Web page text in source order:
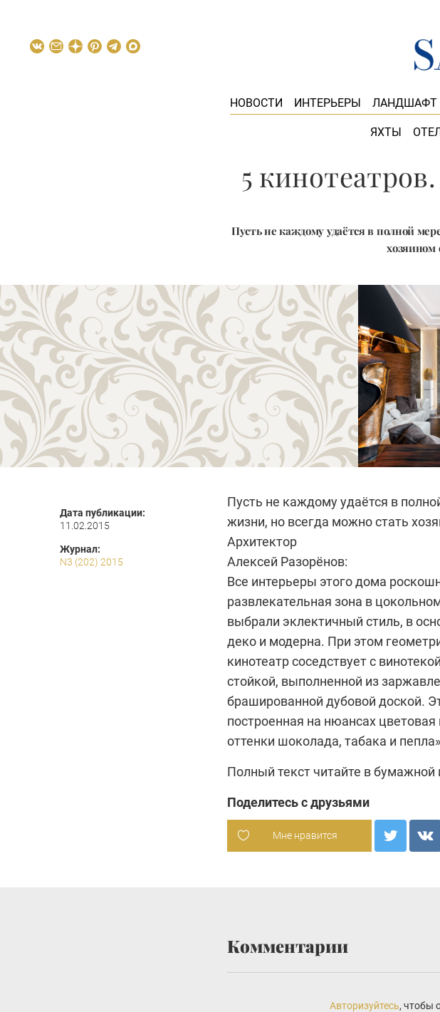
НОВОСТИ ИНТЕРЬЕРЫ ЛАНДШАФТ
ЯХТЫ
5
Пусть не каждому удаётся в полной
хозяином
Дата публикации:
11.02.2015
Журнал:
N3 (202) 2015
Пусть не каждому удаётся в
жизни, но всегда можно стать
Архитектор
Алексей Разорёнов:
Все интерьеры этого дома
развлекательная зона в
выбрали эклектичный стиль, в
деко и модерна. При этом
кинотеатр соседствует с
стойкой, выполненной из
брашированной дубовой доской.
построенная на нюансах
оттенки шоколада, табака и
Полный текст читайте в бумажной
Поделитесь с друзьями
Мне нравится
Комментарии
Авторизуйтесь, чтобы